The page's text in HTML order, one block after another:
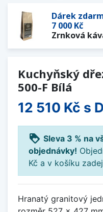
Dárek
7 000 Kč
Zrnková
Kuchyňský
500-F Bílá
12 510 Kč s
loyalty Sleva 3 % na
objednávky!
Kč a v košíku
Hranatý granitový